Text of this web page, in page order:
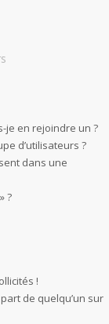
je en rejoindre un ?
d’utilisateurs ?
dans une
?
!
de quelqu’un sur